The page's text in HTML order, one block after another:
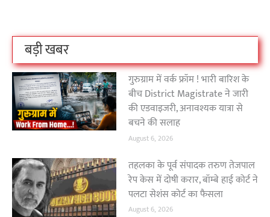
बड़ी खबर
गुरुग्राम में वर्क फ्रॉम ! भारी बारिश के
बीच District Magistrate ने जारी
की एडवाइजरी, अनावश्यक यात्रा से
बचने की सलाह
August 6, 2026
तहलका के पूर्व संपादक तरुण तेजपाल
रेप केस में दोषी करार, बॉम्बे हाई कोर्ट ने
पलटा सेशंस कोर्ट का फैसला
August 6, 2026